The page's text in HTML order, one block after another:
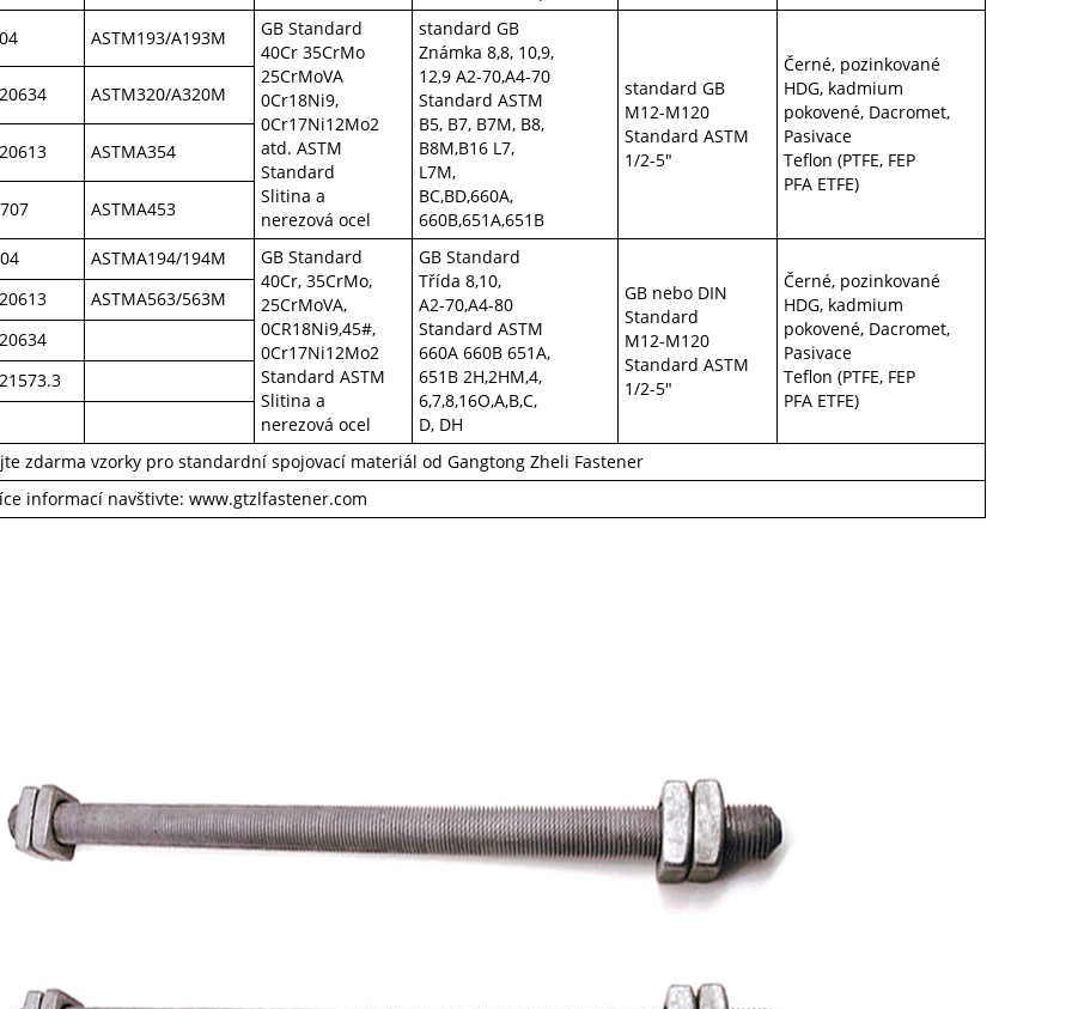
ASTM193/A193M
GB Standard
40Cr 35CrMo
25CrMoVA
0Cr18Ni9,
0Cr17Ni12Mo2
atd. ASTM
Standard
Slitina a
nerezová ocel
standard GB
Známka 8,8, 10,9,
12,9 A2-70,A4-70
Standard ASTM
B5, B7, B7M, B8,
B8M,B16 L7,
L7M,
BC,BD,660A,
660B,651A,651B
standard GB
M12-M120
Standard ASTM
1/2-5"
Černé, pozinkované
HDG, kadmium
pokovené, Dacromet,
Pasivace
Teflon (PTFE, FEP
PFA ETFE)
ASTM320/A320M
ASTMA354
ASTMA453
ASTMA194/194M
GB Standard
40Cr, 35CrMo,
25CrMoVA,
0CR18Ni9,45#,
0Cr17Ni12Mo2
Standard ASTM
Slitina a
nerezová ocel
GB Standard
Třída 8,10,
A2-70,A4-80
Standard ASTM
660A 660B 651A,
651B 2H,2HM,4,
6,7,8,16O,A,B,C,
D, DH
GB nebo DIN
Standard
M12-M120
Standard ASTM
1/2-5"
Černé, pozinkované
HDG, kadmium
pokovené, Dacromet,
Pasivace
Teflon (PTFE, FEP
PFA ETFE)
ASTMA563/563M
zdarma vzorky pro standardní spojovací materiál od Gangtong Zheli Fastener
informací navštivte: www.gtzlfastener.com